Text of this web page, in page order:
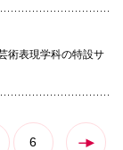
術表現学科の特設サ
6